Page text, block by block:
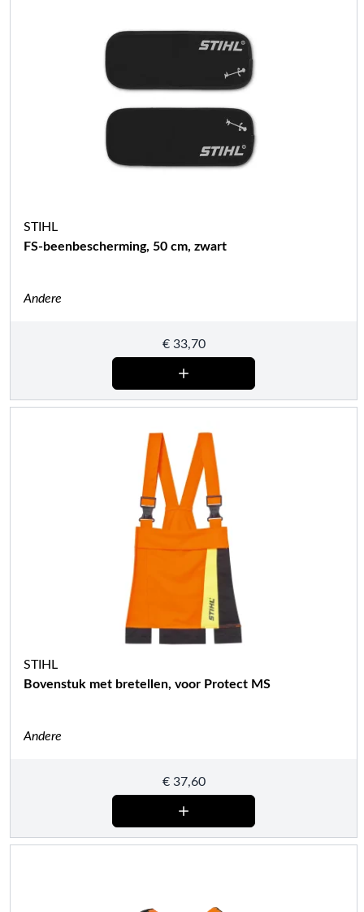
STIHL
FS-beenbescherming, 50 cm, zwart
Andere
€33,70
STIHL
Bovenstuk met bretellen, voor Protect MS
Andere
€37,60